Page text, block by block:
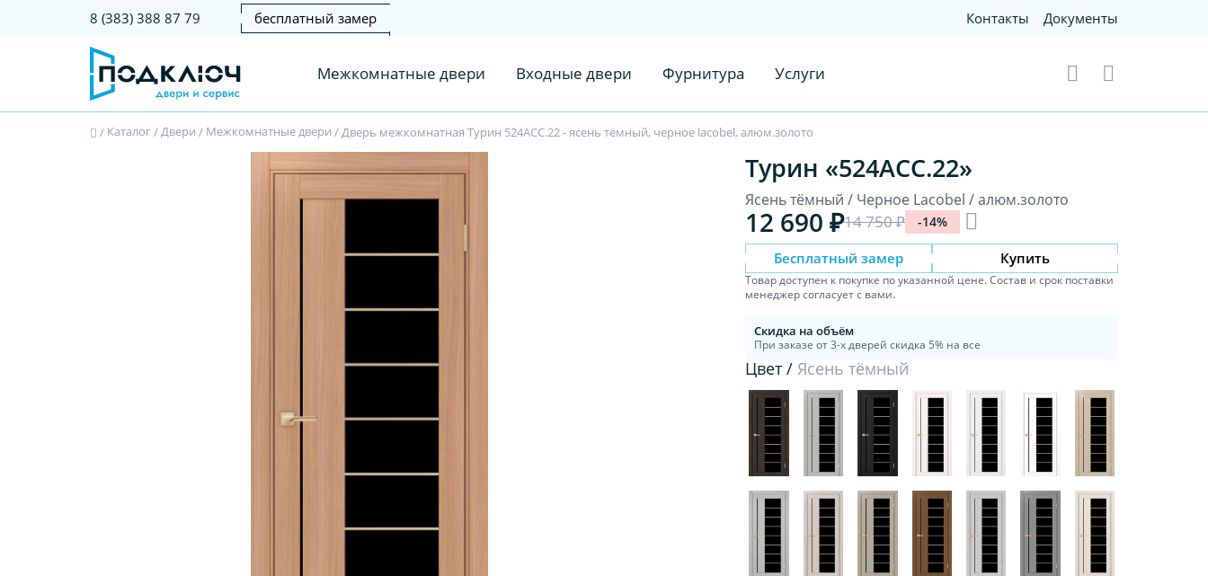
8 (383) 388 87 79 бесплатный замер Контакты Документы
Межкомнатные двери Входные двери Фурнитура Услуги
/ Каталог/Двери / Межкомнатные двери /Дверь межкомнатная Турин 524АСС.22 - ясень тёмный, черное lacobel, алюм.золото
Турин «524АСС.22»
Ясень тёмный / Черное Lacobel / алюм.золото
12 690 ₽14 750 ₽ -14%
Бесплатный замер Купить
Товар доступен к покупке по указанной цене. Состав и срок поставки
менеджер согласует с вами.
Скидка на объём
При заказе от 3-х дверей скидка 5% на все
Цвет / Ясень тёмный